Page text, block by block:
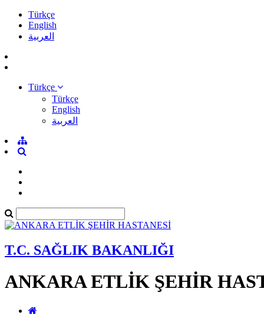
Türkçe
English
العربية
Türkçe
Türkçe
English
العربية
T.C. SAĞLIK BAKANLIĞI
ANKARA ETLİK ŞEHİR